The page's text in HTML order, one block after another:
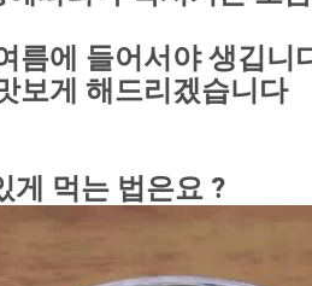
름에 들어서야 생깁니
보게 해드리겠습니다
게 먹는 법은요 ?